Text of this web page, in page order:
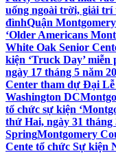
uống ngoài trời, giải
đìnhQuận
‘Older Americans
White Oak Senior
kiện ‘Truck Day’
ngày 17 tháng 5 năm
Center tham dự Đại
Washington DC
tổ chức sự kiện
thứ Hai, ngày 31 tháng
SpringMontgomery
Cente tổ chức Sự kiện